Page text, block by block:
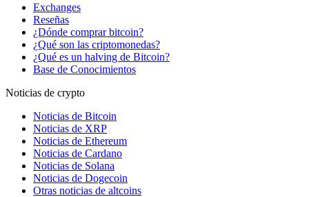
Exchanges
Reseñas
¿Dónde comprar bitcoin?
¿Qué son las criptomonedas?
¿Qué es un halving de Bitcoin?
Base de Conocimientos
Noticias de crypto
Noticias de Bitcoin
Noticias de XRP
Noticias de Ethereum
Noticias de Cardano
Noticias de Solana
Noticias de Dogecoin
Otras noticias de altcoins